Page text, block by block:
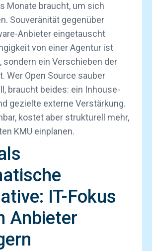
Monate braucht, um sich
Souveränität gegenüber
Anbieter eingetauscht
von einer Agentur ist
sondern ein Verschieben der
Wer Open Source sauber
braucht beides: ein Inhouse-
gezielte externe Verstärkung.
kostet aber strukturell mehr,
KMU einplanen.
IT-Fokus
Anbieter